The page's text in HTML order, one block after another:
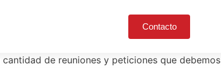
Contacto
de reuniones y peticiones que debemos